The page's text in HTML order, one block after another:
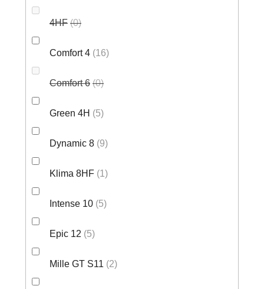
4HF 0
Comfort 4 16
Comfort 6 0
Green 4H 5
Dynamic 8 9
Klima 8HF 1
Intense 10 5
Epic 12 5
Mille GT S11 2